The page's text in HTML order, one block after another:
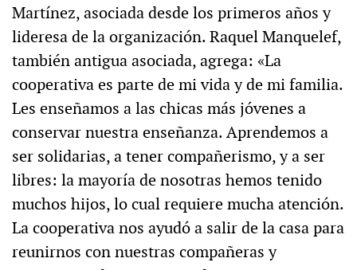
Martínez, asociada desde los primeros años y
lideresa de la organización. Raquel Manquelef,
también antigua asociada, agrega: «La
cooperativa es parte de mi vida y de mi familia.
Les enseñamos a las chicas más jóvenes a
conservar nuestra enseñanza. Aprendemos a
ser solidarias, a tener compañerismo, y a ser
libres: la mayoría de nosotras hemos tenido
muchos hijos, lo cual requiere mucha atención.
La cooperativa nos ayudó a salir de la casa para
reunirnos con nuestras compañeras y